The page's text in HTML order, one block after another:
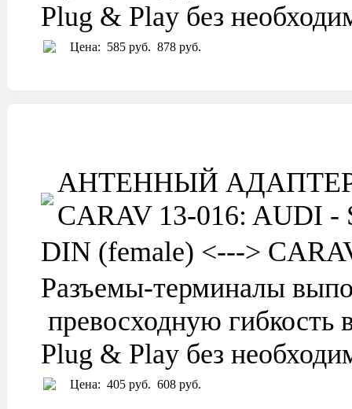
Plug & Play без
Цена: 585 руб. 878 руб.
АНТЕННЫЙ
CARAV 13-016: AUDI -
DIN (female) <--->
Разъемы-терминалы
превосходную гибкость
Plug & Play без
Цена: 405 руб. 608 руб.